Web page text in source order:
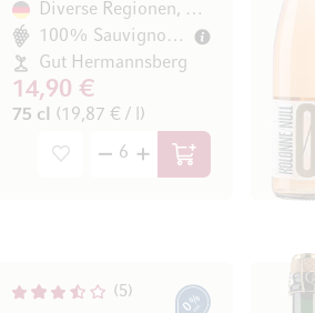
Diverse Regionen, Deutschland
100% Sauvignon Blanc
Gut Hermannsberg
14,90 €
75 cl (19,87 € / l)
In den Warenkorb
5
0% vol.